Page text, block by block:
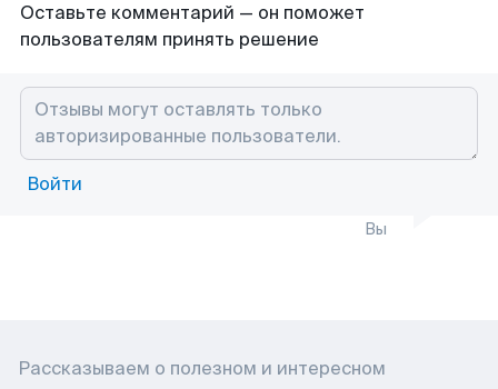
Оставьте комментарий — он поможет
пользователям принять решение
Войти
Вы
Рассказываем о полезном и интересном